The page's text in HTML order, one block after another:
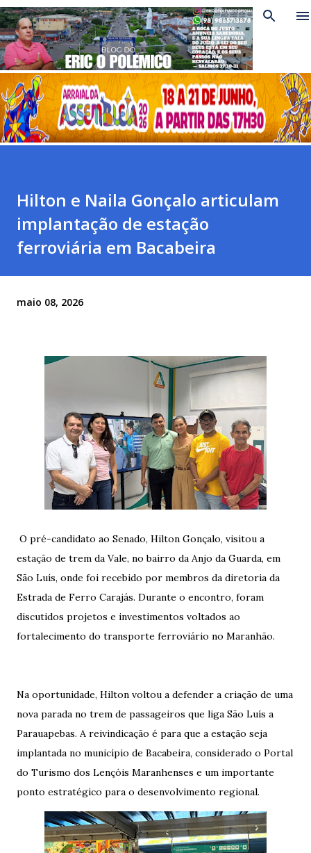
Pular para o conteúdo principal
​Hilton e Naila Gonçalo articulam
implantação de estação
ferroviária em Bacabeira
maio 08, 2026
O pré-candidato ao Senado, Hilton Gonçalo, visitou a
estação de trem da Vale, no bairro da Anjo da Guarda, em
São Luís, onde foi recebido por membros da diretoria da
Estrada de Ferro Carajás. Durante o encontro, foram
discutidos projetos e investimentos voltados ao
fortalecimento do transporte ferroviário no Maranhão.
Na oportunidade, Hilton voltou a defender a criação de uma
nova parada no trem de passageiros que liga São Luís a
Parauapebas. A reivindicação é para que a estação seja
implantada no município de Bacabeira, considerado o Portal
do Turismo dos Lençóis Maranhenses e um importante
ponto estratégico para o desenvolvimento regional.